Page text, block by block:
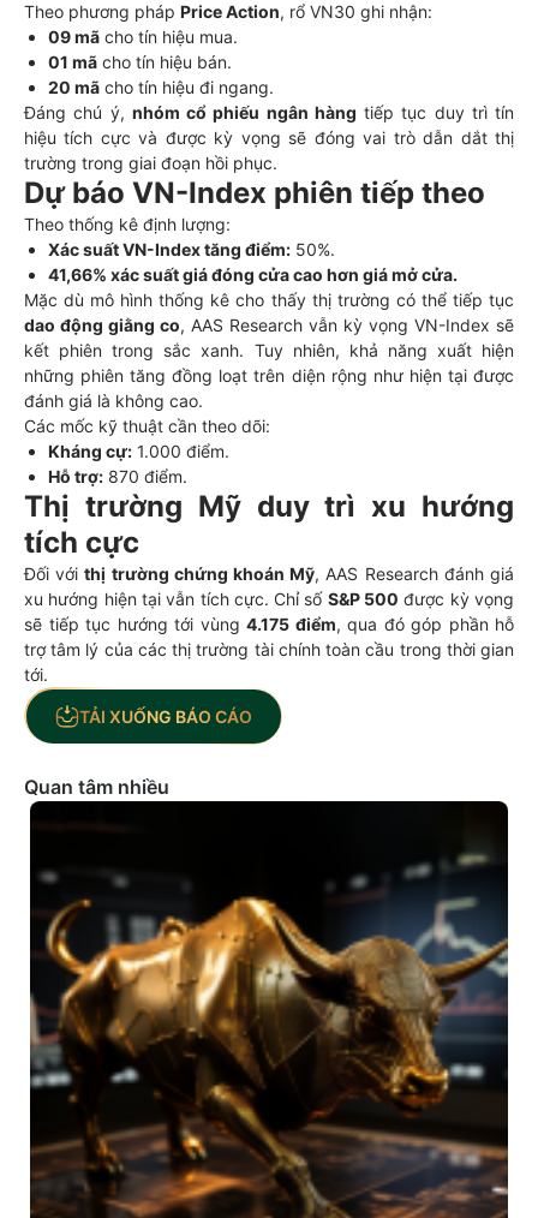
Theo phương pháp Price Action, rổ VN30 ghi nhận:
09 mã cho tín hiệu mua.
01 mã cho tín hiệu bán.
20 mã cho tín hiệu đi ngang.
Đáng chú ý, nhóm cổ phiếu ngân hàng tiếp tục duy trì tín
hiệu tích cực và được kỳ vọng sẽ đóng vai trò dẫn dắt thị
trường trong giai đoạn hồi phục.
Dự báo VN-Index phiên tiếp theo
Theo thống kê định lượng:
Xác suất VN-Index tăng điểm: 50%.
41,66% xác suất giá đóng cửa cao hơn giá mở cửa.
Mặc dù mô hình thống kê cho thấy thị trường có thể tiếp tục
dao động giằng co, AAS Research vẫn kỳ vọng VN-Index sẽ
kết phiên trong sắc xanh. Tuy nhiên, khả năng xuất hiện
những phiên tăng đồng loạt trên diện rộng như hiện tại được
đánh giá là không cao.
Các mốc kỹ thuật cần theo dõi:
Kháng cự: 1.000 điểm.
Hỗ trợ: 870 điểm.
Thị trường Mỹ duy trì xu hướng
tích cực
Đối vớithị trường chứng khoán Mỹ, AAS Research đánh giá
xu hướng hiện tại vẫn tích cực. Chỉ số S&P 500 được kỳ vọng
sẽ tiếp tục hướng tới vùng 4.175 điểm, qua đó góp phần hỗ
trợ tâm lý của các thị trường tài chính toàn cầu trong thời gian
tới.
TẢI XUỐNG BÁO CÁO
Quan tâm nhiều